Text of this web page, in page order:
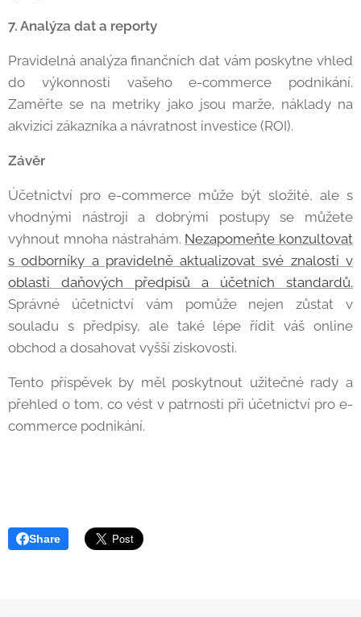
7. Analýza dat a reporty
Pravidelná analýza finančních dat vám poskytne vhled
do výkonnosti vašeho e-commerce podnikání.
Zaměřte se na metriky jako jsou marže, náklady na
akvizici zákazníka a návratnost investice (ROI).
Závěr
Účetnictví pro e-commerce může být složité, ale s
vhodnými nástroji a dobrými postupy se můžete
vyhnout mnoha nástrahám. Nezapomeňte konzultovat
s odborníky a pravidelně aktualizovat své znalosti v
oblasti daňových předpisů a účetních standardů.
Správné účetnictví vám pomůže nejen zůstat v
souladu s předpisy, ale také lépe řídit váš online
obchod a dosahovat vyšší ziskovosti.
Tento příspěvek by měl poskytnout užitečné rady a
přehled o tom, co vést v patrnosti při účetnictví pro e-
commerce podnikání.
Share